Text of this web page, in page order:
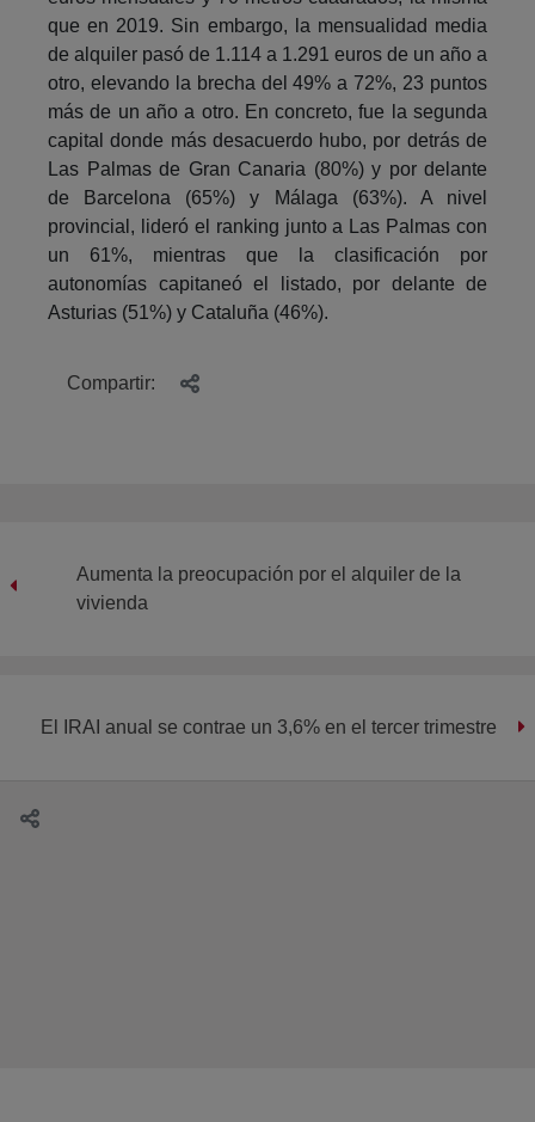
que en 2019. Sin embargo, la mensualidad media
de alquiler pasó de 1.114 a 1.291 euros de un año a
otro, elevando la brecha del 49% a 72%, 23 puntos
más de un año a otro. En concreto, fue la segunda
capital donde más desacuerdo hubo, por detrás de
Las Palmas de Gran Canaria (80%) y por delante
de Barcelona (65%) y Málaga (63%). A nivel
provincial, lideró el ranking junto a Las Palmas con
un 61%, mientras que la clasificación por
autonomías capitaneó el listado, por delante de
Asturias (51%) y Cataluña (46%).
Compartir:
Aumenta la preocupación por el alquiler de la
vivienda
El IRAI anual se contrae un 3,6% en el tercer trimestre